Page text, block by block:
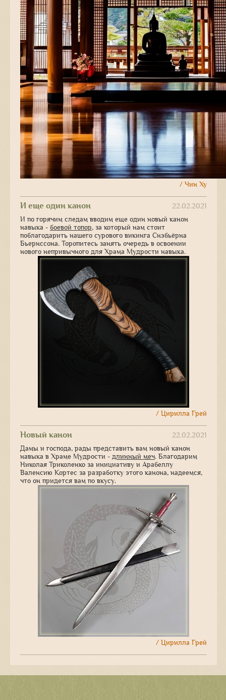
/ Чин Ху
22.02.2021
И еще один канон
И по горячим следам вводим еще один новый канон
навыка - боевой топор, за который нам стоит
поблагодарить нашего сурового викинга Снэбьёрна
Бьернссона. Торопитесь занять очередь в освоении
нового непривычного для Храма Мудрости навыка.
/ Цирилла Грей
22.02.2021
Новый канон
Дамы и господа, рады представить вам новый канон
навыка в Храме Мудрости - длинный меч. Благодарим
Николая Триколенко за инициативу и Арабеллу
Валенсию Кортес за разработку этого канона, надеемся,
что он придется вам по вкусу.
/ Цирилла Грей